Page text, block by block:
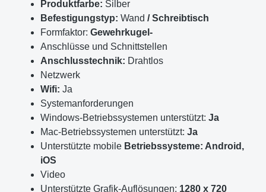
Produktfarbe: Silber
Befestigungstyp: Wand / Schreibtisch
Formfaktor: Gewehrkugel-
Anschlüsse und Schnittstellen
Anschlusstechnik: Drahtlos
Netzwerk
Wifi: Ja
Systemanforderungen
Windows-Betriebssystemen unterstützt: Ja
Mac-Betriebssystemen unterstützt: Ja
Unterstützte mobile Betriebssysteme: Android,
iOS
Video
Unterstützte Grafik-Auflösungen: 1280 x 720